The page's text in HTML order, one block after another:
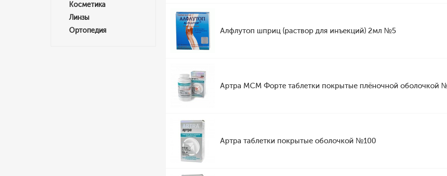
Косметика
Линзы
Ортопедия
Алфлутоп шприц (раствор для инъекций) 2мл №5
Артра МСМ Форте таблетки покрытые плёночной оболочкой
Артра таблетки покрытые оболочкой №100